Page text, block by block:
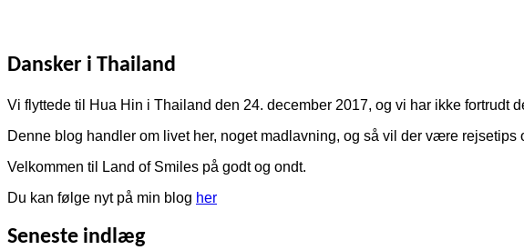
Dansker i Thailand
Vi flyttede til Hua Hin i Thailand den 24. december 2017, og vi har ikke fortrudt
Denne blog handler om livet her, noget madlavning, og så vil der være rejsetips
Velkommen til Land of Smiles på godt og ondt.
Du kan følge nyt på min blog her
Seneste indlæg